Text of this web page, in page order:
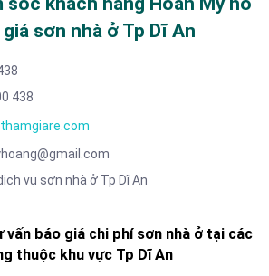
sơn nhà ở Tp Dĩ An
438
vụ sơn nhà ở Tp Dĩ An
vấn báo giá chi phí sơn nhà ở tại các
thuộc khu vực Tp Dĩ An